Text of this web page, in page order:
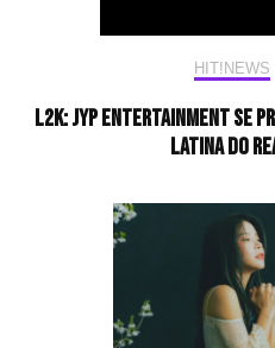
HIT!NEWS
L2K: JYP Entertainment se
latina do